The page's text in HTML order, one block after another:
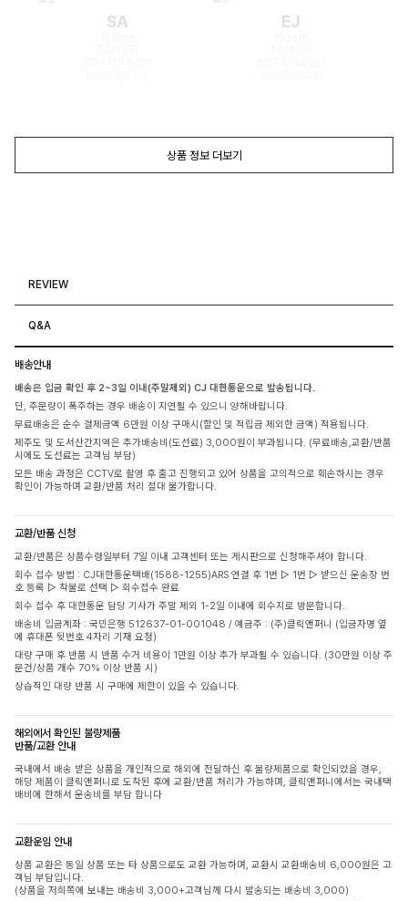
SA EJ
상품 정보 더보기
REVIEW
Q&A
배송안내
배송은 입금 확인 후 2~3일 이내(주말제외) CJ 대한통운으로 발송됩니다.
단, 주문량이 폭주하는 경우 배송이 지연될 수 있으니 양해바랍니다.
무료배송은 순수 결제금액 6만원 이상 구매시(할인 및 적립금 제외한 금액) 적용됩니다.
제주도 및 도서산간지역은 추가배송비(도선료) 3,000원이 부과됩니다. (무료배송,교환/반품
시에도 도선료는 고객님 부담)
모든 배송 과정은 CCTV로 촬영 후 출고 진행되고 있어 상품을 고의적으로 훼손하시는 경우
확인이 가능하며 교환/반품 처리 절대 불가합니다.
교환/반품 신청
교환/반품은 상품수령일부터 7일 이내 고객센터 또는 게시판으로 신청해주셔야 합니다.
회수 접수 방법 : CJ대한통운택배(1588-1255)ARS 연결 후 1번 ▷ 1번 ▷ 받으신 운송장 번
호 등록 ▷ 착불로 선택 ▷ 회수접수 완료
회수 접수 후 대한통운 담당 기사가 주말 제외 1-2일 이내에 회수지로 방문합니다.
배송비 입금계좌 : 국민은행 512637-01-001048 / 예금주 : (주)클릭앤퍼니 (입금자명 옆
에 휴대폰 뒷번호 4자리 기재 요청)
대량 구매 후 반품 시 반품 수거 비용이 1만원 이상 추가 부과될 수 있습니다. (30만원 이상 주
문건/상품 개수 70% 이상 반품 시)
상습적인 대량 반품 시 구매에 제한이 있을 수 있습니다.
해외에서 확인된 불량제품
반품/교환 안내
국내에서 배송 받은 상품을 개인적으로 해외에 전달하신 후 불량제품으로 확인되었을 경우,
해당 제품이 클릭앤퍼니로 도착된 후에 교환/반품 처리가 가능하며, 클릭앤퍼니에서는 국내택
배비에 한해서 운송비를 부담 합니다
교환운임 안내
상품 교환은 동일 상품 또는 타 상품으로도 교환 가능하며, 교환시 교환배송비 6,000원은 고
객님 부담입니다.
(상품을 저희쪽에 보내는 배송비 3,000+고객님께 다시 발송되는 배송비 3,000)